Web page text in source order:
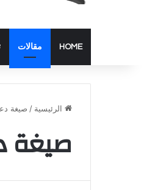
HOME مقالات
الرئيسية / صيغة
صيغة